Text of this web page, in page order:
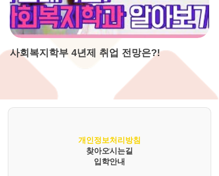
사회복지학부 4년제 취업 전망은?!
개인정보처리방침
찾아오시는길
입학안내